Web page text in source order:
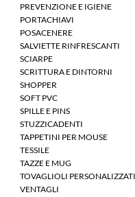
PREVENZIONE E IGIENE
PORTACHIAVI
POSACENERE
SALVIETTE RINFRESCANTI
SCIARPE
SCRITTURA E DINTORNI
SHOPPER
SOFT PVC
SPILLE E PINS
STUZZICADENTI
TAPPETINI PER MOUSE
TESSILE
TAZZE E MUG
TOVAGLIOLI PERSONALIZZATI
VENTAGLI